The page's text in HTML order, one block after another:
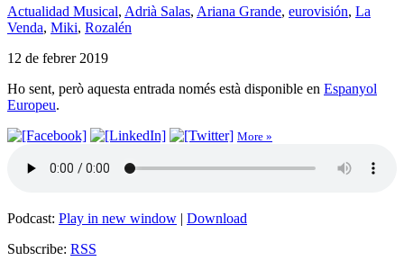
Actualidad Musical, Adrià Salas, Ariana Grande, eurovisión, La
Venda, Miki, Rozalén
12 de febrer 2019
Ho sent, però aquesta entrada només està disponible en Espanyol
Europeu.
More »
Podcast: Play in new window | Download
Subscribe: RSS